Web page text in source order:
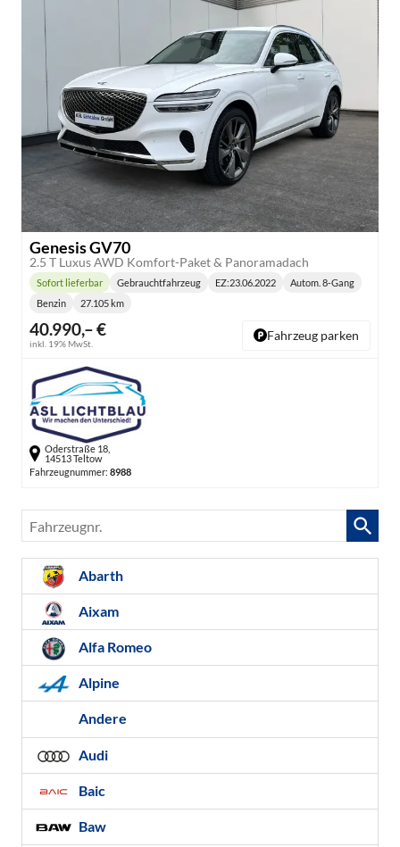
Genesis GV70
2.5 T Luxus AWD Komfort-Paket & Panoramadach
40.990,– €
inkl. 19% MwSt.
Lieferzeit:
Sofort lieferbar Gebrauchtfahrzeug EZ:23.06.2022
Getriebe:
Autom. 8-Gang
Kraftstoff:
Benzin
Kilometerstand:
27.105 km
Fahrzeug parken
Oderstraße 18,
14513 Teltow
Fahrzeugnummer: 8988
Fahrzeugnr.
Abarth
Aixam
Alfa Romeo
Alpine
Andere
Audi
Baic
Baw